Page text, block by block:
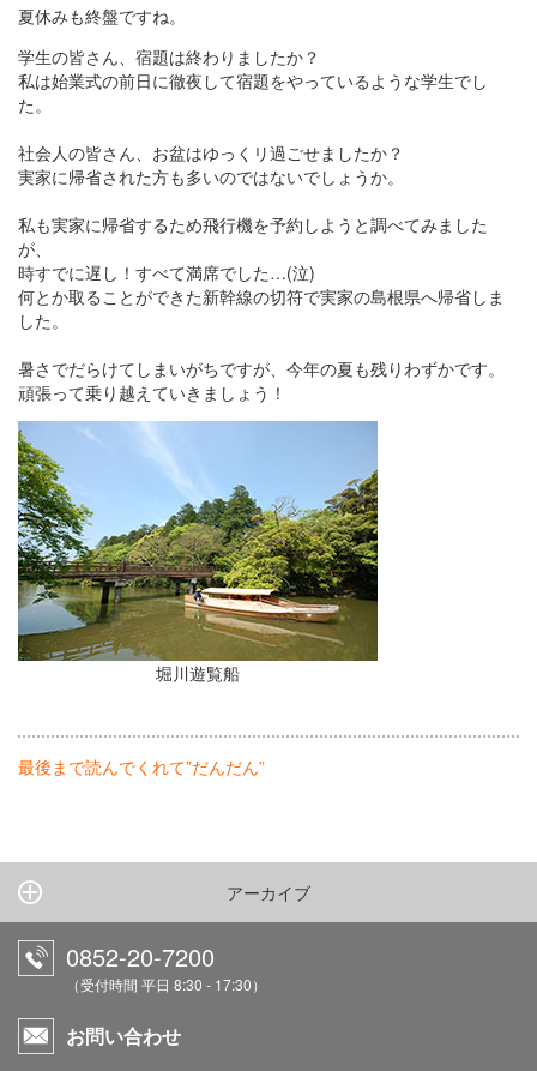
夏休みも終盤ですね。
学生の皆さん、宿題は終わりましたか？
私は始業式の前日に徹夜して宿題をやっているような学生でし
た。
社会人の皆さん、お盆はゆっくリ過ごせましたか？
実家に帰省された方も多いのではないでしょうか。
私も実家に帰省するため飛行機を予約しようと調べてみました
が、
時すでに遅し！すべて満席でした…(泣)
何とか取ることができた新幹線の切符で実家の島根県へ帰省しま
した。
暑さでだらけてしまいがちですが、今年の夏も残りわずかです。
頑張って乗り越えていきましょう！
堀川遊覧船
最後まで読んでくれて”だんだん”
アーカイブ
0852-20-7200
（受付時間 平日 8:30 - 17:30）
お問い合わせ